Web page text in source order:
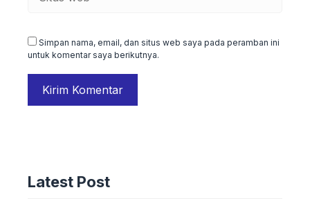
Simpan nama, email, dan situs web saya pada peramban ini
untuk komentar saya berikutnya.
Latest Post
Konveksi Tas Oscas: Bertahan dan
Berkembang Pesat Pasca Pandemi